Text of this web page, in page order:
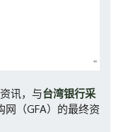
讯，与台湾银行采
网（GFA）的最终资